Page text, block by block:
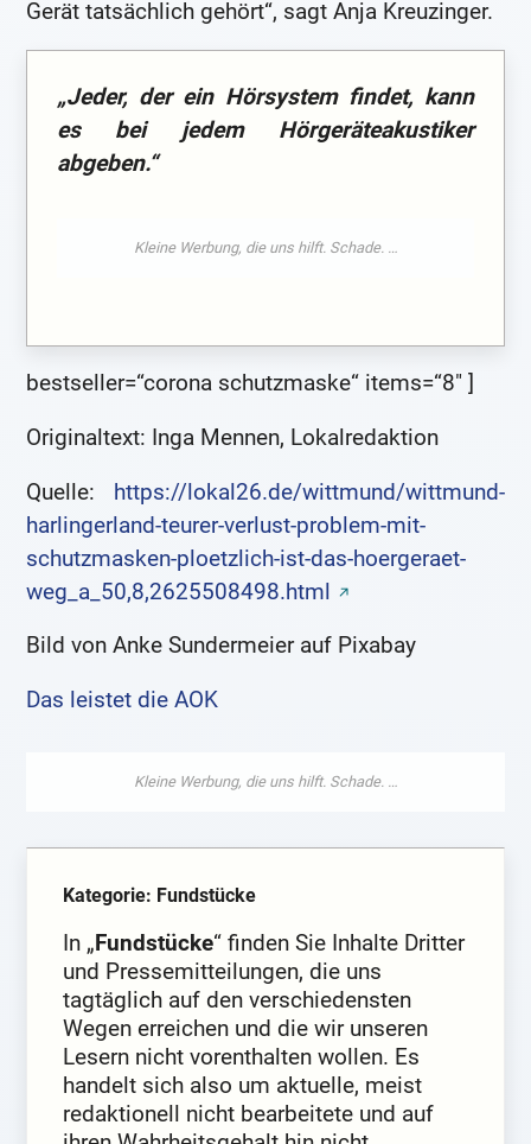
Gerät tatsächlich gehört“, sagt Anja Kreuzinger.
„Jeder, der ein Hörsystem findet, kann
es bei jedem Hörgeräteakustiker
abgeben.“
bestseller=“corona schutzmaske“ items=“8″ ]
Originaltext: Inga Mennen, Lokalredaktion
Quelle: https://lokal26.de/wittmund/wittmund-
harlingerland-teurer-verlust-problem-mit-
schutzmasken-ploetzlich-ist-das-hoergeraet-
weg_a_50,8,2625508498.html
Bild von Anke Sundermeier auf Pixabay
Das leistet die AOK
Kategorie: Fundstücke
In „Fundstücke“ finden Sie Inhalte Dritter
und Pressemitteilungen, die uns
tagtäglich auf den verschiedensten
Wegen erreichen und die wir unseren
Lesern nicht vorenthalten wollen. Es
handelt sich also um aktuelle, meist
redaktionell nicht bearbeitete und auf